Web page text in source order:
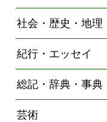
社会・歴史・地理
紀行・エッセイ
総記・辞典・事典
芸術